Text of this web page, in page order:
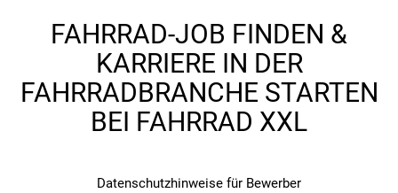
FAHRRAD-JOB FINDEN &
KARRIERE IN DER
FAHRRADBRANCHE STARTEN
BEI FAHRRAD XXL
Datenschutzhinweise für Bewerber